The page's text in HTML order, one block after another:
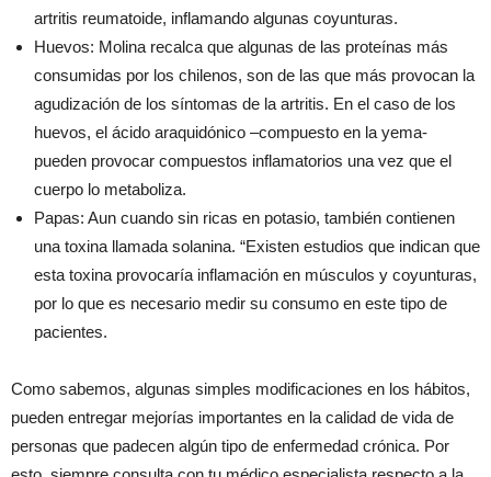
artritis reumatoide, inflamando algunas coyunturas.
Huevos: Molina recalca que algunas de las proteínas más
consumidas por los chilenos, son de las que más provocan la
agudización de los síntomas de la artritis. En el caso de los
huevos, el ácido araquidónico –compuesto en la yema-
pueden provocar compuestos inflamatorios una vez que el
cuerpo lo metaboliza.
Papas: Aun cuando sin ricas en potasio, también contienen
una toxina llamada solanina. “Existen estudios que indican que
esta toxina provocaría inflamación en músculos y coyunturas,
por lo que es necesario medir su consumo en este tipo de
pacientes.
Como sabemos, algunas simples modificaciones en los hábitos,
pueden entregar mejorías importantes en la calidad de vida de
personas que padecen algún tipo de enfermedad crónica. Por